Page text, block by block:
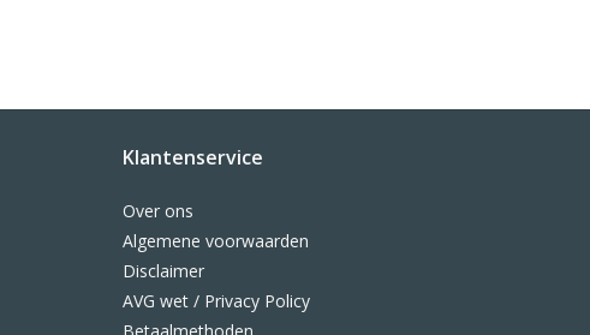
Klantenservice
Over ons
Algemene voorwaarden
Disclaimer
AVG wet / Privacy Policy